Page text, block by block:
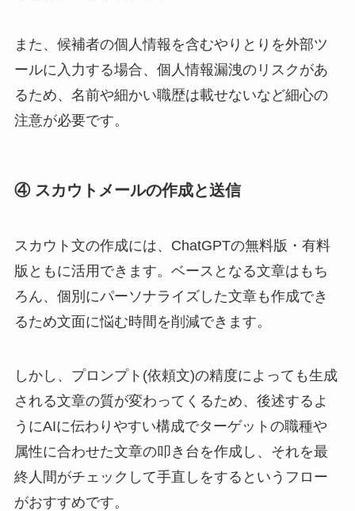
また、候補者の個人情報を含むやりとりを外部ツ
ールに入力する場合、個人情報漏洩のリスクがあ
るため、名前や細かい職歴は載せないなど細心の
注意が必要です。
④ スカウトメールの作成と送信
スカウト文の作成には、ChatGPTの無料版・有料
版ともに活用できます。ベースとなる文章はもち
ろん、個別にパーソナライズした文章も作成でき
るため文面に悩む時間を削減できます。
しかし、プロンプト(依頼文)の精度によっても生成
される文章の質が変わってくるため、後述するよ
うにAIに伝わりやすい構成でターゲットの職種や
属性に合わせた文章の叩き台を作成し、それを最
終人間がチェックして手直しをするというフロー
がおすすめです。